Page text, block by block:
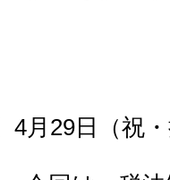
4月29日（